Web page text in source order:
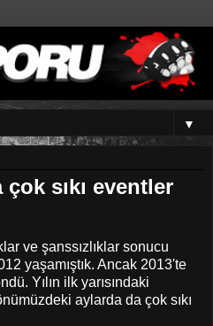
▼
sıkı eventler
ve şanssızlıklar sonucu
yaşamıştık. Ancak 2013'te
Yılın ilk yarısındaki
aylarda da çok sıkı